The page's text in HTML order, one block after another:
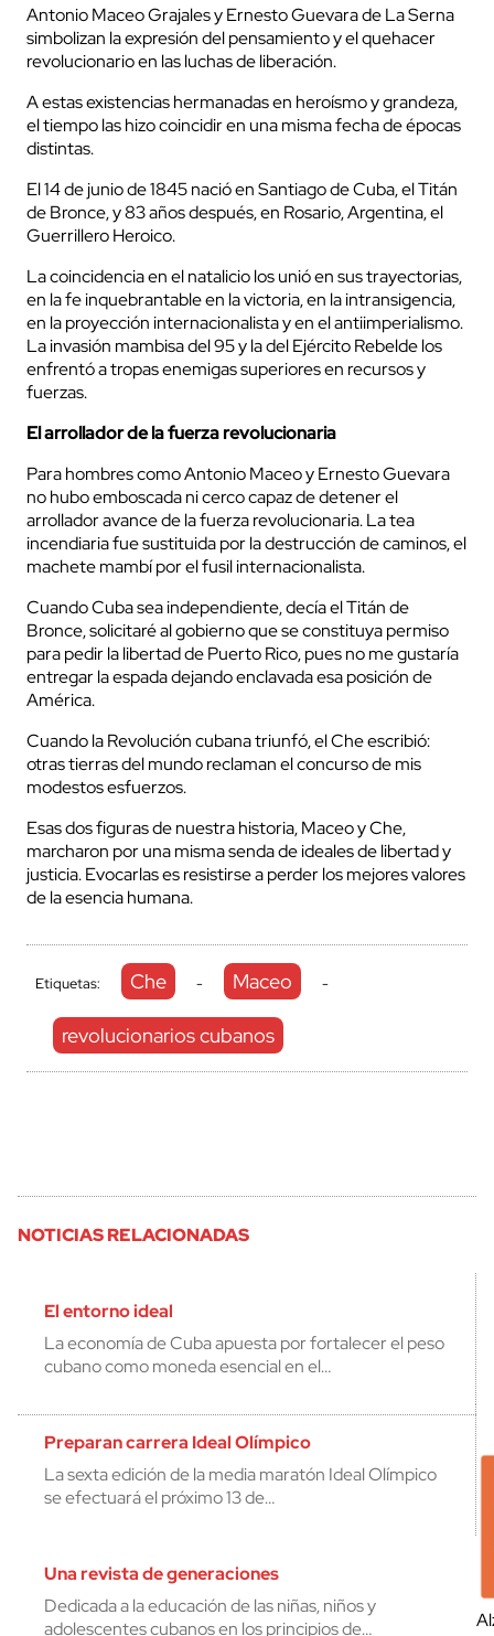
Antonio Maceo Grajales y Ernesto Guevara de La Serna
simbolizan la expresión del pensamiento y el quehacer
revolucionario en las luchas de liberación.
A estas existencias hermanadas en heroísmo y grandeza,
el tiempo las hizo coincidir en una misma fecha de épocas
distintas.
El 14 de junio de 1845 nació en Santiago de Cuba, el Titán
de Bronce, y 83 años después, en Rosario, Argentina, el
Guerrillero Heroico.
La coincidencia en el natalicio los unió en sus trayectorias,
en la fe inquebrantable en la victoria, en la intransigencia,
en la proyección internacionalista y en el antiimperialismo.
La invasión mambisa del 95 y la del Ejército Rebelde los
enfrentó a tropas enemigas superiores en recursos y
fuerzas.
El arrollador de la fuerza revolucionaria
Para hombres como Antonio Maceo y Ernesto Guevara
no hubo emboscada ni cerco capaz de detener el
arrollador avance de la fuerza revolucionaria. La tea
incendiaria fue sustituida por la destrucción de caminos, el
machete mambí por el fusil internacionalista.
Cuando Cuba sea independiente, decía el Titán de
Bronce, solicitaré al gobierno que se constituya permiso
para pedir la libertad de Puerto Rico, pues no me gustaría
entregar la espada dejando enclavada esa posición de
América.
Cuando la Revolución cubana triunfó, el Che escribió:
otras tierras del mundo reclaman el concurso de mis
modestos esfuerzos.
Esas dos figuras de nuestra historia, Maceo y Che,
marcharon por una misma senda de ideales de libertad y
justicia. Evocarlas es resistirse a perder los mejores valores
de la esencia humana.
Etiquetas: Che - Maceo -
revolucionarios cubanos
NOTICIAS RELACIONADAS
El entorno ideal
La economía de Cuba apuesta por fortalecer el peso
cubano como moneda esencial en el…
Preparan carrera Ideal Olímpico
La sexta edición de la media maratón Ideal Olímpico
se efectuará el próximo 13 de…
Una revista de generaciones
Dedicada a la educación de las niñas, niños y
adolescentes cubanos en los principios de…